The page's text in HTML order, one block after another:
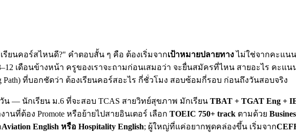
ยนคอร์สไหนดี?" คำตอบสั้น ๆ คือ ต้องเริ่มจากเป้าหมายปลายทางไม่ใช่จากคะแน
เดือนข้างหน้า ครูของเราจะถามก่อนเสมอว่า จะยื่นสมัครที่ไหน สายอะไร คะแ
Path) ที่บอกชัดว่า ต้องเรียนคอร์สอะไร กี่ชั่วโมง สอบซ้อมกี่รอบ ก่อนถึงวันสอบจริง
น — นักเรียน ม.6 ที่จะสอบ TCAS สายวิทย์สุขภาพ มักเรียน TBAT + TGAT Eng +
านที่ต้อง Promote หรือย้ายไปสายอินเตอร์ เลือก TOEIC 750+ track ตามด้วย
Aviation English หรือ Hospitality English; ผู้ใหญ่ที่แค่อยากพูดคล่องขึ้น เริ่มจาก